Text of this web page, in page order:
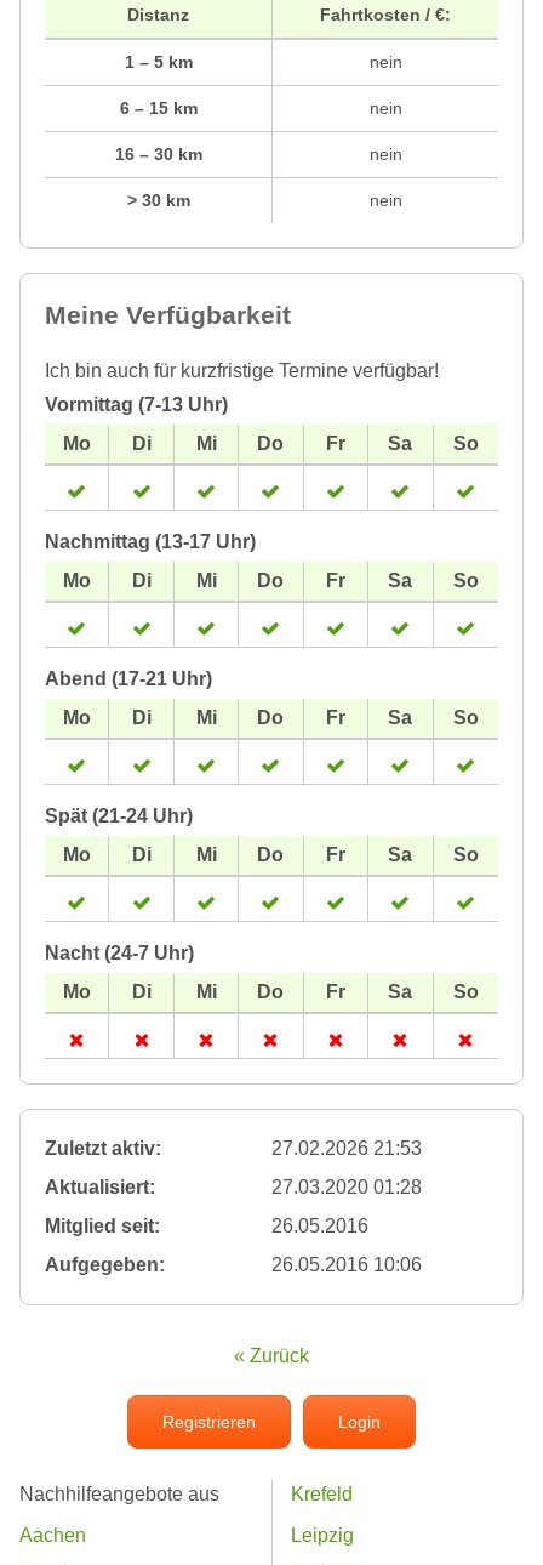
Distanz
1 – 5 km
6 – 15 km
16 – 30 km
> 30 km
Fahrtkosten / €:
nein
nein
nein
nein
Meine Verfügbarkeit
Ich bin auch für kurzfristige Termine verfügbar!
Vormittag (7-13 Uhr)
Nachmittag (13-17 Uhr)
Abend (17-21 Uhr)
Spät (21-24 Uhr)
Nacht (24-7 Uhr)
Zuletzt aktiv:
27.02.2026 21:53
Aktualisiert:
27.03.2020 01:28
Mitglied seit:
26.05.2016
Aufgegeben:
26.05.2016 10:06
« Zurück
Registrieren Login
Nachhilfeangebote aus
Aachen
Krefeld
Leipzig